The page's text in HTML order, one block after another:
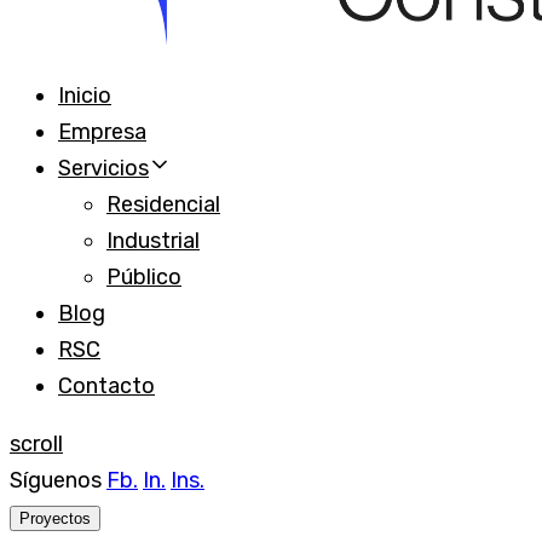
Inicio
Empresa
Servicios
Residencial
Industrial
Público
Blog
RSC
Contacto
scroll
Síguenos Fb. In. Ins.
Proyectos